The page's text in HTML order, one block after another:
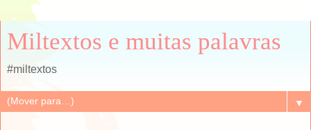
Miltextos e muitas palavras
#miltextos
▼